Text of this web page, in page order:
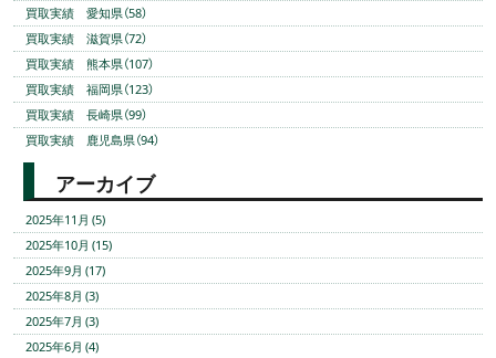
買取実績 愛知県（58）
買取実績 滋賀県（72）
買取実績 熊本県（107）
買取実績 福岡県（123）
買取実績 長崎県（99）
買取実績 鹿児島県（94）
アーカイブ
2025年11月 (5)
2025年10月 (15)
2025年9月 (17)
2025年8月 (3)
2025年7月 (3)
2025年6月 (4)